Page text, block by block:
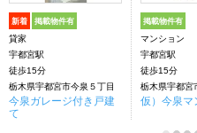
新着 掲載物件有
貸家
宇都宮駅
徒歩15分
栃木県宇都宮市今泉５丁目
今泉ガレージ付き戸建
て
掲載物件有
マンション
宇都宮駅
徒歩15分
栃木県宇都宮
仮）今泉マ